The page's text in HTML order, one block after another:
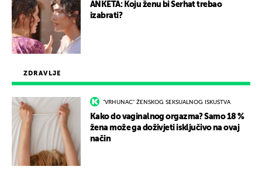
ZDRAVLJE
"VRHUNAC" ŽENSKOG SEKSUALNOG ISKUSTVA
Kako do vaginalnog orgazma? Samo 18 %
žena može ga doživjeti isključivo na ovaj
način
ANKETA: Koju ženu bi Serhat trebao
izabrati?